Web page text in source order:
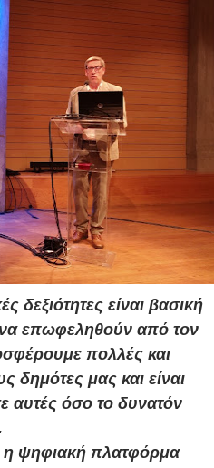
δεξιότητες είναι βασική
να επωφεληθούν από τον
πολλές και
δημότες μας και είναι
αυτές όσο το δυνατόν
η ψηφιακή πλατφόρμα